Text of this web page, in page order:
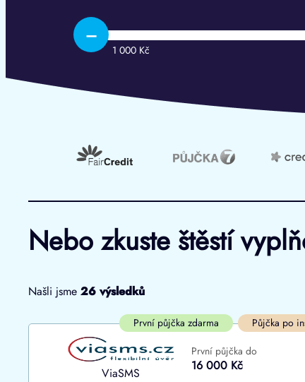
–
1 000 Kč
Nebo zkuste štěstí
Do
První půjčka
ano
Našli jsme 26 výsledků
První půjčka zdarma Půjčka po
ViaSMS
První půjčka do
16 000 Kč